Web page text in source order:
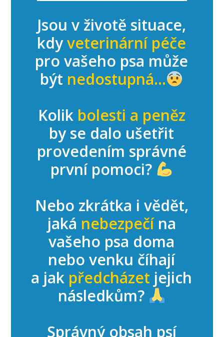
Jsou v životě situace,
kdyveterinární péče
pro vašeho psa může
být nedostupná...
Kolik bolesti a peněz
by se dalo ušetřit
provedením správné
první pomoci?
Nebo zkrátka i vědět,
jaká nebezpečí na
vašeho psa doma
nebo venku číhají
a jak předcházet jejich
následkům?
Správný obsah psí